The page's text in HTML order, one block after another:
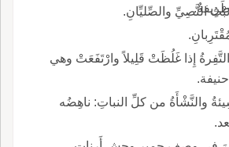
نَبْتُ النَّصِيِّ والصِّليِّانِ.
إِذا غَلُظَتْ قَلِيلاً وارْتَفَعَتْ وهي
والنَّشْأَةُ من كلِّ النباتِ: ناهِضُه